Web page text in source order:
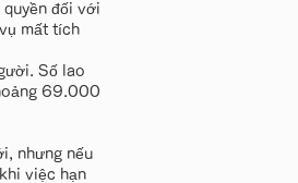
đối với
mất tích
Số lao
69.000
nhưng nếu
việc hạn